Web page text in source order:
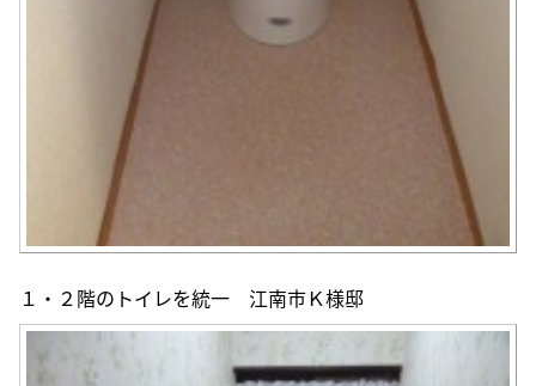
１・２階のトイレを統一 江南市Ｋ様邸